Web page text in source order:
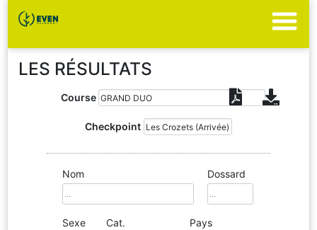
LES RÉSULTATS
Course
Checkpoint
Nom Dossard
Sexe Cat. Pays